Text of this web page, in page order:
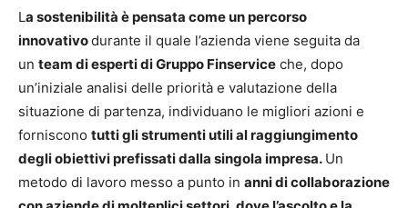
La sostenibilità è pensata come un percorso
innovativodurante il quale l’azienda viene seguita da
un team di esperti di Gruppo Finservice che, dopo
un’iniziale analisi delle priorità e valutazione della
situazione di partenza, individuano le migliori azioni e
forniscono tutti gli strumenti utili al raggiungimento
degli obiettivi prefissati dalla singola impresa. Un
metodo di lavoro messo a punto in anni di collaborazione